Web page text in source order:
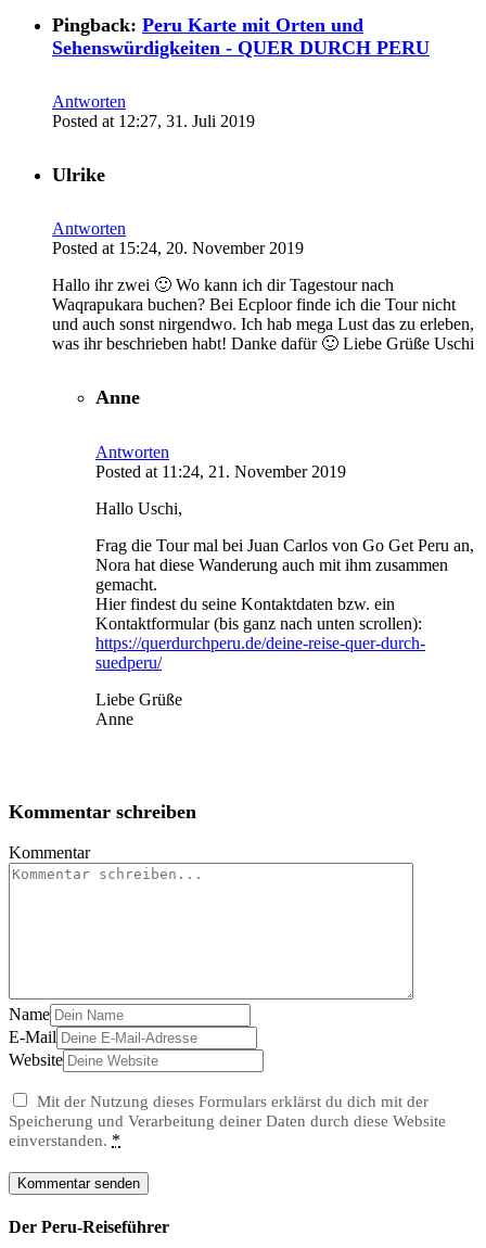
Pingback: Peru Karte mit Orten und
Sehenswürdigkeiten - QUER DURCH PERU
Antworten
Posted at 12:27, 31. Juli 2019
Ulrike
Antworten
Posted at 15:24, 20. November 2019
Hallo ihr zwei 🙂 Wo kann ich dir Tagestour nach
Waqrapukara buchen? Bei Ecploor finde ich die Tour nicht
und auch sonst nirgendwo. Ich hab mega Lust das zu erleben,
was ihr beschrieben habt! Danke dafür 🙂 Liebe Grüße Uschi
Anne
Antworten
Posted at 11:24, 21. November 2019
Hallo Uschi,
Frag die Tour mal bei Juan Carlos von Go Get Peru an,
Nora hat diese Wanderung auch mit ihm zusammen
gemacht.
Hier findest du seine Kontaktdaten bzw. ein
Kontaktformular (bis ganz nach unten scrollen):
https://querdurchperu.de/deine-reise-quer-durch-
suedperu/
Liebe Grüße
Anne
Kommentar schreiben
Kommentar
Name
E-Mail
Website
Mit der Nutzung dieses Formulars erklärst du dich mit der
Speicherung und Verarbeitung deiner Daten durch diese Website
einverstanden. *
Der Peru-Reiseführer